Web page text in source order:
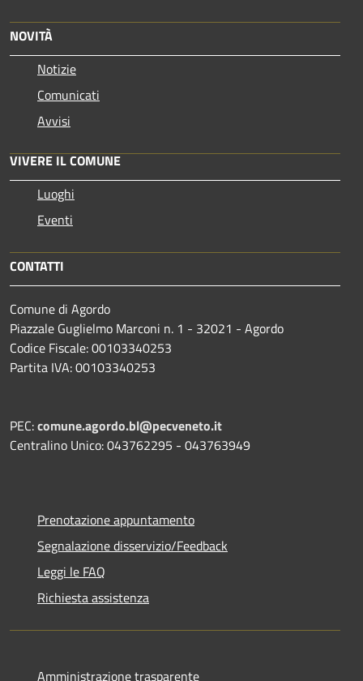
NOVITÀ
Notizie
Comunicati
Avvisi
VIVERE IL COMUNE
Luoghi
Eventi
CONTATTI
Comune di Agordo
Piazzale Guglielmo Marconi n. 1 - 32021 - Agordo
Codice Fiscale: 00103340253
Partita IVA: 00103340253
PEC:comune.agordo.bl@pecveneto.it
Centralino Unico: 043762295 - 043763949
Prenotazione appuntamento
Segnalazione disservizio/Feedback
Leggi le FAQ
Richiesta assistenza
Amministrazione trasparente